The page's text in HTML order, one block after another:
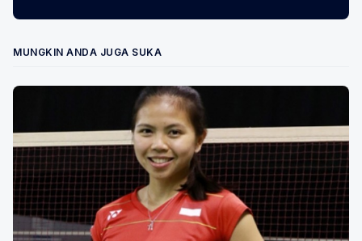
MUNGKIN ANDA JUGA SUKA